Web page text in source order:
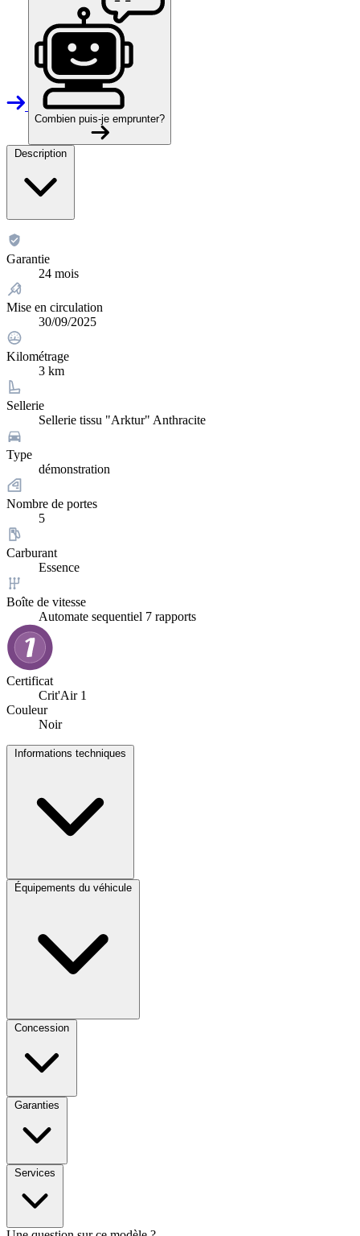
Combien puis-je emprunter?
Description
Garantie
24 mois
Mise en circulation
30/09/2025
Kilométrage
3 km
Sellerie
Sellerie tissu "Arktur" Anthracite
Type
démonstration
Nombre de portes
5
Carburant
Essence
Boîte de vitesse
Automate sequentiel 7 rapports
Certificat
Crit'Air 1
Couleur
Noir
Informations techniques
Équipements du véhicule
Concession
Garanties
Services